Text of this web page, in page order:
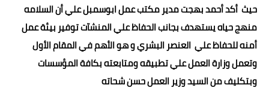
حيث أكد أحمد بهجت مدير مكتب عمل ابوسمبل علي أن السلامه
منهج حياه يستهدف بجانب الحفاظ علي المنشآت توفير بيئة عمل
أمنه للحفاظ علي العنصر البشري و هو الأهم في المقام الأول
وتعمل وزارة العمل علي تطبيقه ومتابعته بكافة المؤسسات
وبتكليف من السيد وزير العمل حسن شحاته